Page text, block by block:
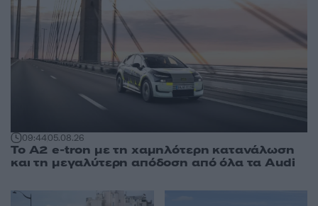
09:4405.08.26
Το A2 e-tron με τη χαμηλότερη κατανάλωση
και τη μεγαλύτερη απόδοση από όλα τα Audi